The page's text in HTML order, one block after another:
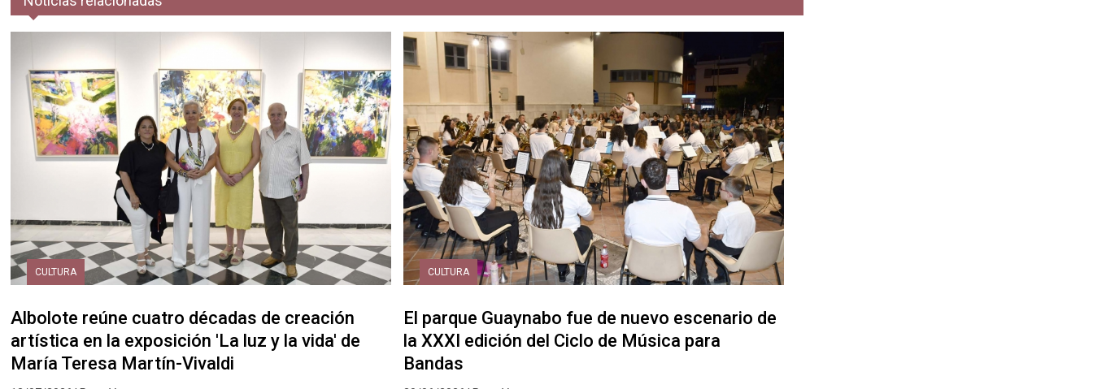
CULTURA
Albolote reúne cuatro décadas de creación
artística en la exposición 'La luz y la vida' de
María Teresa Martín-Vivaldi
CULTURA
El parque Guaynabo fue de nuevo escenario de
la XXXI edición del Ciclo de Música para
Bandas